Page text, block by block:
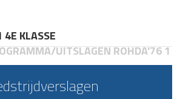
KLASSE
UITSLAGEN ROHDA'76 1